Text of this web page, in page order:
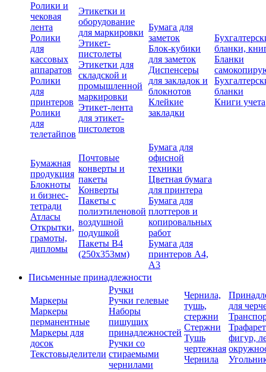
Ролики и
чековая
лента
Ролики
для
кассовых
аппаратов
Ролики
для
принтеров
Ролики
для
телетайпов
Этикетки и
оборудование
для маркировки
Этикет-
пистолеты
Этикетки для
складской и
промышленной
маркировки
Этикет-лента
для этикет-
пистолетов
Бумага для
заметок
Блок-кубики
для заметок
Диспенсеры
для закладок и
блокнотов
Клейкие
закладки
бланки,
Бланки
бланки
Книги учета
Бумажная
продукция
Блокноты
и бизнес-
тетради
Атласы
Открытки,
грамоты,
дипломы
Почтовые
конверты и
пакеты
Конверты
Пакеты с
полиэтиленовой
воздушной
подушкой
Пакеты В4
(250х353мм)
Бумага для
офисной
техники
Цветная бумага
для принтера
Бумага для
плоттеров и
копировальных
работ
Бумага для
принтеров А4,
А3
Письменные принадлежности
Маркеры
Маркеры
перманентные
Маркеры для
досок
Текстовыделители
Ручки
Ручки гелевые
Наборы
пишущих
принадлежностей
Ручки со
стираемыми
чернилами
Чернила,
тушь,
стержни
Стержни
Тушь
чертежная
Чернила
для
фигур,